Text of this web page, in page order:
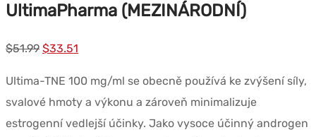
UltimaPharma (MEZINÁRODNÍ)
$51.99 Původní
$33.51
$33.51.
Ultima-TNE 100 mg/ml se obecně používá ke zvýšení síly,
svalové hmoty a výkonu a zároveň minimalizuje
estrogenní vedlejší účinky. Jako vysoce účinný androgen